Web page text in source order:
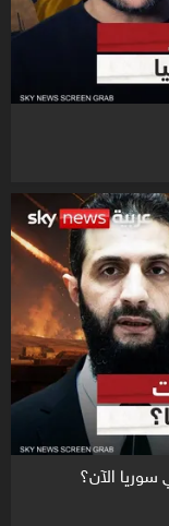
سوريا الآن؟